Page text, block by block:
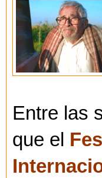
Entre las
que el